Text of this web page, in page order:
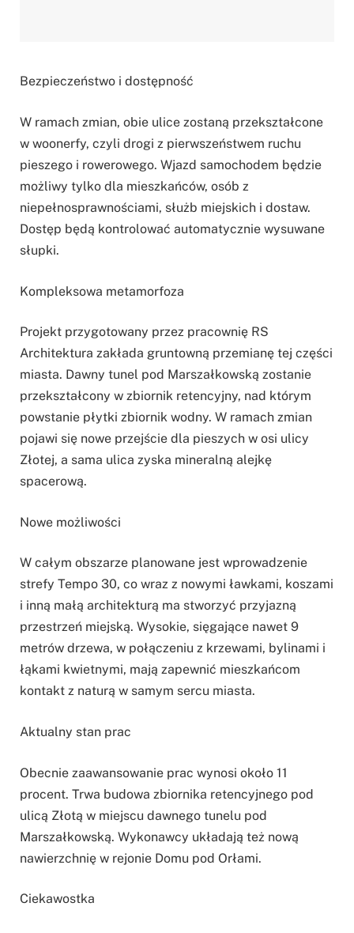
Bezpieczeństwo i dostępność
W ramach zmian, obie ulice zostaną przekształcone
w woonerfy, czyli drogi z pierwszeństwem ruchu
pieszego i rowerowego. Wjazd samochodem będzie
możliwy tylko dla mieszkańców, osób z
niepełnosprawnościami, służb miejskich i dostaw.
Dostęp będą kontrolować automatycznie wysuwane
słupki.
Kompleksowa metamorfoza
Projekt przygotowany przez pracownię RS
Architektura zakłada gruntowną przemianę tej części
miasta. Dawny tunel pod Marszałkowską zostanie
przekształcony w zbiornik retencyjny, nad którym
powstanie płytki zbiornik wodny. W ramach zmian
pojawi się nowe przejście dla pieszych w osi ulicy
Złotej, a sama ulica zyska mineralną alejkę
spacerową.
Nowe możliwości
W całym obszarze planowane jest wprowadzenie
strefy Tempo 30, co wraz z nowymi ławkami, koszami
i inną małą architekturą ma stworzyć przyjazną
przestrzeń miejską. Wysokie, sięgające nawet 9
metrów drzewa, w połączeniu z krzewami, bylinami i
łąkami kwietnymi, mają zapewnić mieszkańcom
kontakt z naturą w samym sercu miasta.
Aktualny stan prac
Obecnie zaawansowanie prac wynosi około 11
procent. Trwa budowa zbiornika retencyjnego pod
ulicą Złotą w miejscu dawnego tunelu pod
Marszałkowską. Wykonawcy układają też nową
nawierzchnię w rejonie Domu pod Orłami.
Ciekawostka